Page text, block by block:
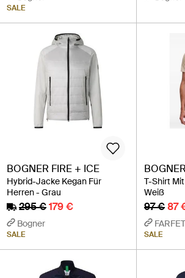
SALE
BOGNER FIRE + ICE
Hybrid-Jacke Kegan Für
Herren - Grau
295 €179 €
Bogner
SALE
BOGNER
T-Shirt
Weiß
97 €87
SALE